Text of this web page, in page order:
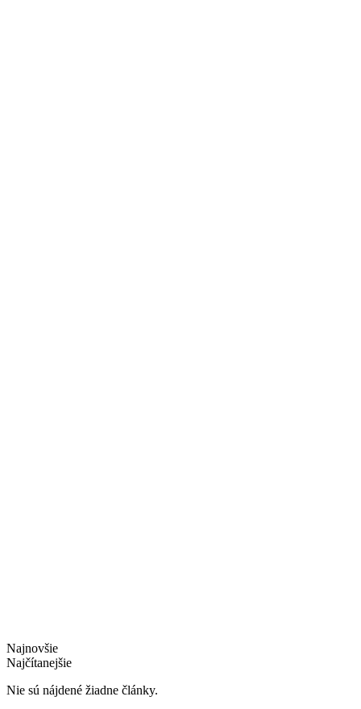
Najnovšie
Najčítanejšie
Nie sú nájdené žiadne články.